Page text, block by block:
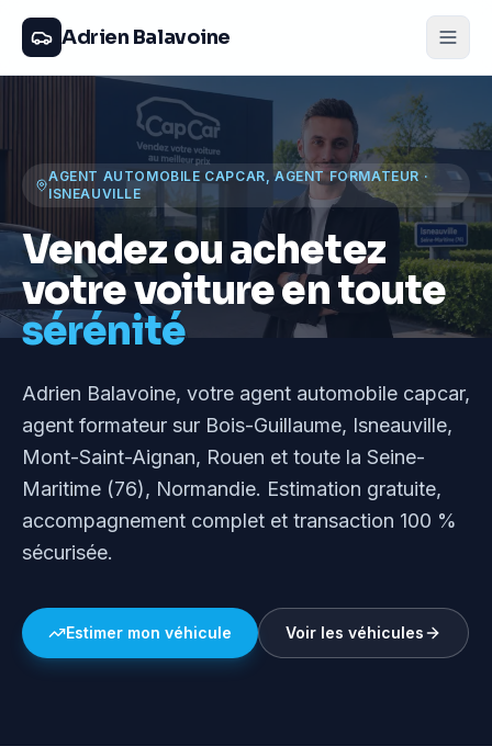
Adrien Balavoine
AGENT AUTOMOBILE CAPCAR, AGENT FORMATEUR ·
ISNEAUVILLE
Vendez ou achetez
votre voiture en toute
sérénité
Adrien Balavoine, votre agent automobile capcar,
agent formateur sur Bois-Guillaume, Isneauville,
Mont-Saint-Aignan, Rouen et toute la Seine-
Maritime (76), Normandie. Estimation gratuite,
accompagnement complet et transaction 100 %
sécurisée.
Estimer mon véhicule Voir les véhicules